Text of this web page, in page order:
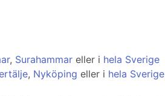
, Surahammar eller i hela Sverige
, Nyköping eller i hela Sverige